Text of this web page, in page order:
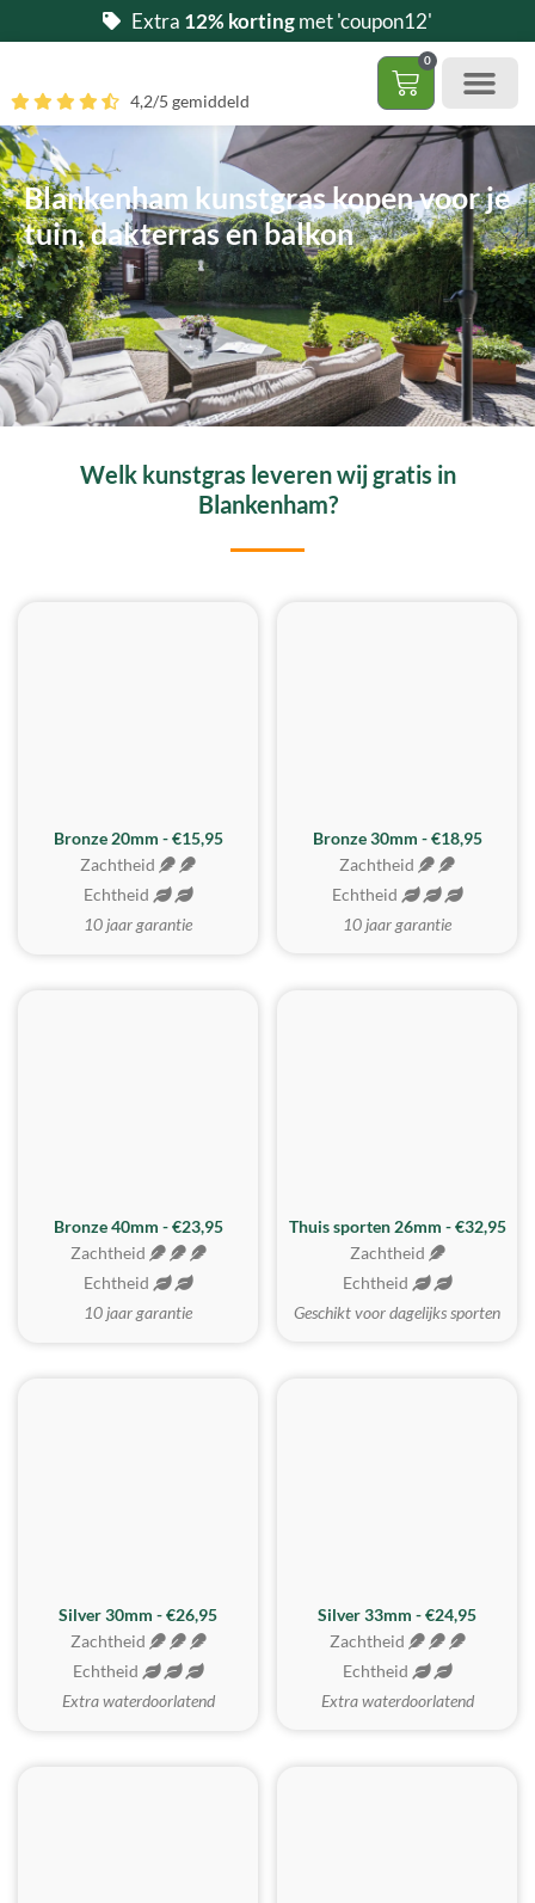
naar
inhoud
Extra 12% kortingmet 'coupon12'
0
4,2/5 gemiddeld
Blankenham kunstgras kopen voor je
tuin, dakterras en balkon
Welk kunstgras leveren wij gratis in
Blankenham?
Bronze 20mm - €15,95
Zachtheid
Echtheid
10 jaar garantie
BESTE KOOP
Bronze 30mm - €18,95
Zachtheid
Echtheid
10 jaar garantie
Bronze 40mm - €23,95
Zachtheid
Echtheid
10 jaar garantie
Thuis sporten 26mm - €32,95
Zachtheid
Echtheid
Geschikt voor dagelijks sporten
Silver 30mm - €26,95
Zachtheid
Echtheid
Extra waterdoorlatend
Silver 33mm - €24,95
Zachtheid
Echtheid
Extra waterdoorlatend